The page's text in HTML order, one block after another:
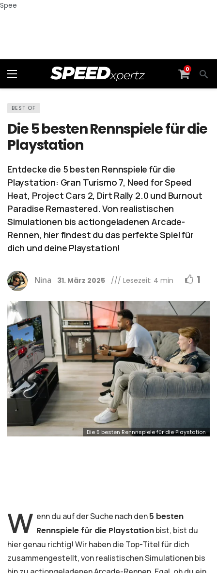
Spee
0
BEST OF
Die 5 besten Rennspiele für die
Playstation
Entdecke die 5 besten Rennspiele für die
Playstation: Gran Turismo 7, Need for Speed
Heat, Project Cars 2, Dirt Rally 2.0 und Burnout
Paradise Remastered. Von realistischen
Simulationen bis actiongeladenen Arcade-
Rennen, hier findest du das perfekte Spiel für
dich und deine Playstation!
Nina 31. März 2025 /// Lesezeit: 4 min 1
Die 5 besten Rennnspiele für die Playstation
W enn du auf der Suche nach den5 besten
Rennspiele für die Playstationbist, bist du
hier genau richtig! Wir haben die Top-Titel für dich
zusammengestellt, von realistischen Simulationen bis